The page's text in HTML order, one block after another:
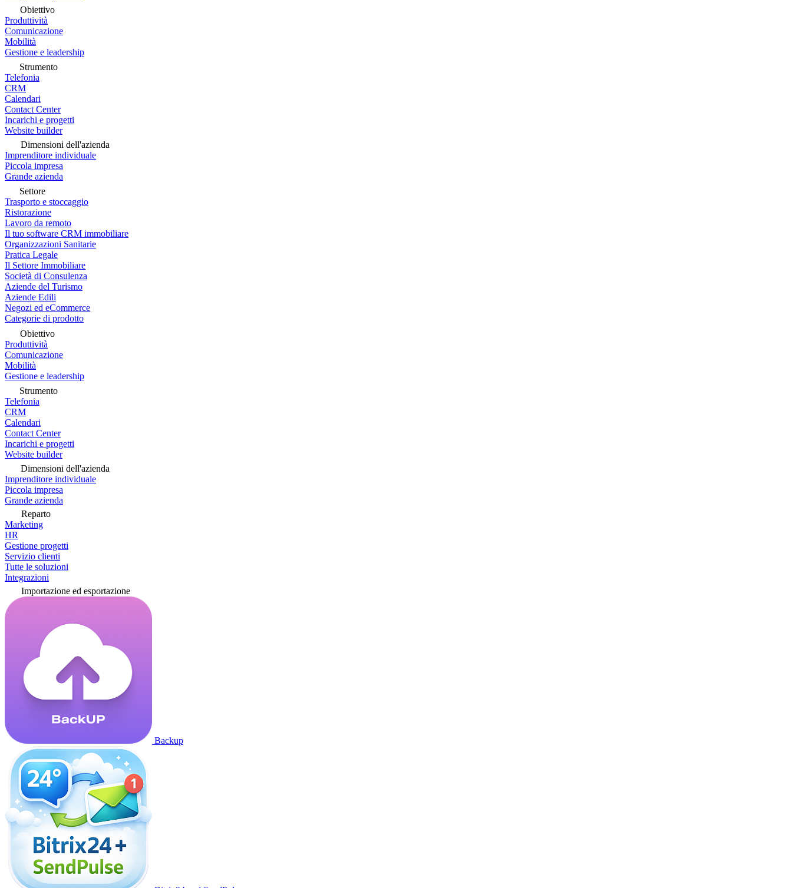
Obiettivo
Produttività
Comunicazione
Mobilità
Gestione e leadership
Strumento
Telefonia
CRM
Calendari
Contact Center
Incarichi e progetti
Website builder
Dimensioni dell'azienda
Imprenditore individuale
Piccola impresa
Grande azienda
Settore
Trasporto e stoccaggio
Ristorazione
Lavoro da remoto
Il tuo software CRM immobiliare
Organizzazioni Sanitarie
Pratica Legale
Il Settore Immobiliare
Società di Consulenza
Aziende del Turismo
Aziende Edili
Negozi ed eCommerce
Categorie di prodotto
Obiettivo
Produttività
Comunicazione
Mobilità
Gestione e leadership
Strumento
Telefonia
CRM
Calendari
Contact Center
Incarichi e progetti
Website builder
Dimensioni dell'azienda
Imprenditore individuale
Piccola impresa
Grande azienda
Reparto
Marketing
HR
Gestione progetti
Servizio clienti
Tutte le soluzioni
Integrazioni
Importazione ed esportazione
Backup